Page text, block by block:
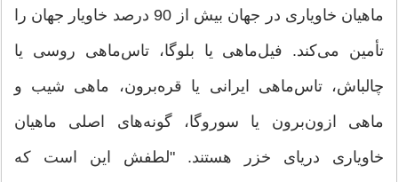
ماهیان خاویاری در جهان بیش از 90 درصد خاویار جهان را
تأمین می‌کند. فیل‌ماهی یا بلوگا، تاس‌ماهی روسی یا
چالباش، تاس‌ماهی ایرانی یا قره‌برون، ماهی شیب و
ماهی ازون‌برون یا سوروگا، گونه‌های اصلی ماهیان
خاویاری دریای خزر هستند. "لطفش این است که